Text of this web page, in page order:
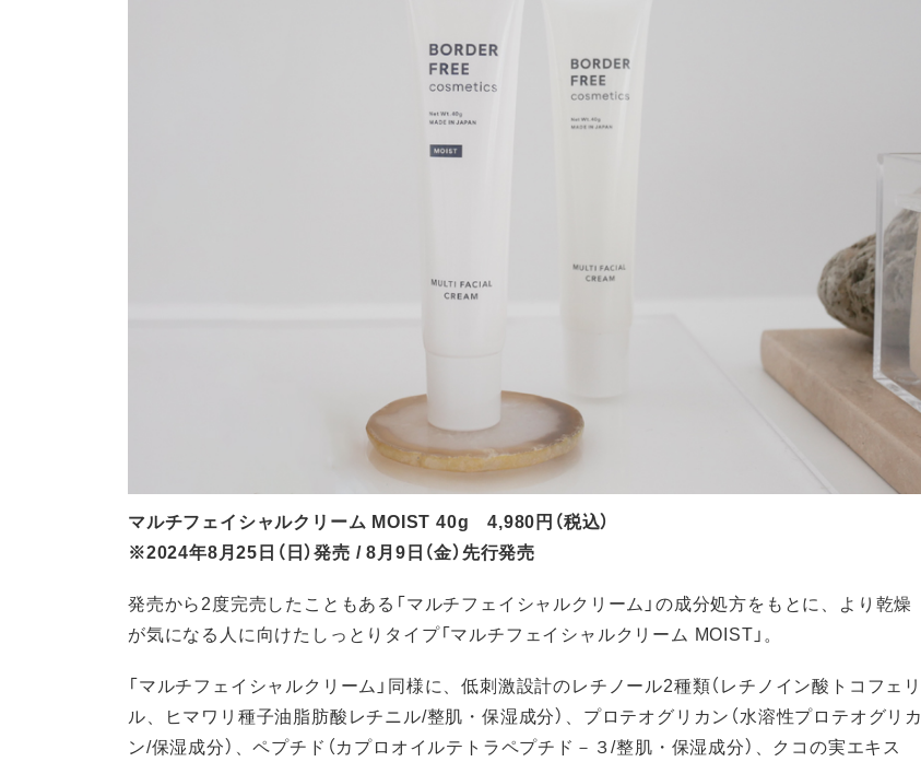
マルチフェイシャルクリーム MOIST 40g 4,980円（税込）
※2024年8月25日（日）発売 / 8月9日（金）先行発売
発売から2度完売したこともある「マルチフェイシャルクリーム」の成分処方をもとに、より乾燥
が気になる人に向けたしっとりタイプ「マルチフェイシャルクリーム MOIST」。
「マルチフェイシャルクリーム」同様に、低刺激設計のレチノール2種類（レチノイン酸トコフェリ
ル、ヒマワリ種子油脂肪酸レチニル/整肌・保湿成分）、プロテオグリカン（水溶性プロテオグリカ
ン/保湿成分）、ペプチド（カプロオイルテトラペプチド－３/整肌・保湿成分）、クコの実エキス